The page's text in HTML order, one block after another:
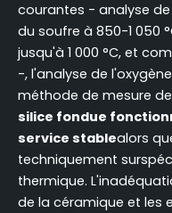
courantes - analyse
du soufre à 850-1 050
jusqu'à 1 000 °C, et
-, l'analyse de
méthode de mesure
silice fondue
service stablealors
techniquement
thermique.
de la céramique et les